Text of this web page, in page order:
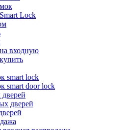
Lock
входную
smart lock
smart door lock
дверей